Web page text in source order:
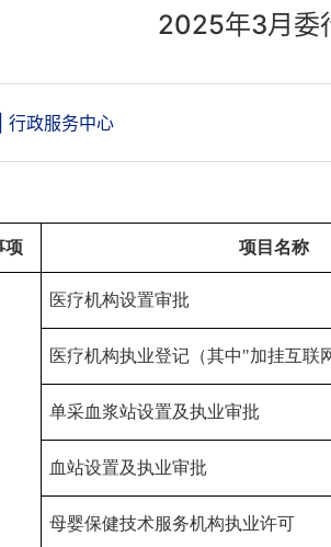
2025年3月委
行政服务中心
项 项目 名称
医疗机构设置审批
医疗机构执业登记（其中"加挂互联
单采血浆站设置及执业审批
血站设置及执业审批
母婴保健技术服务机构执业许可